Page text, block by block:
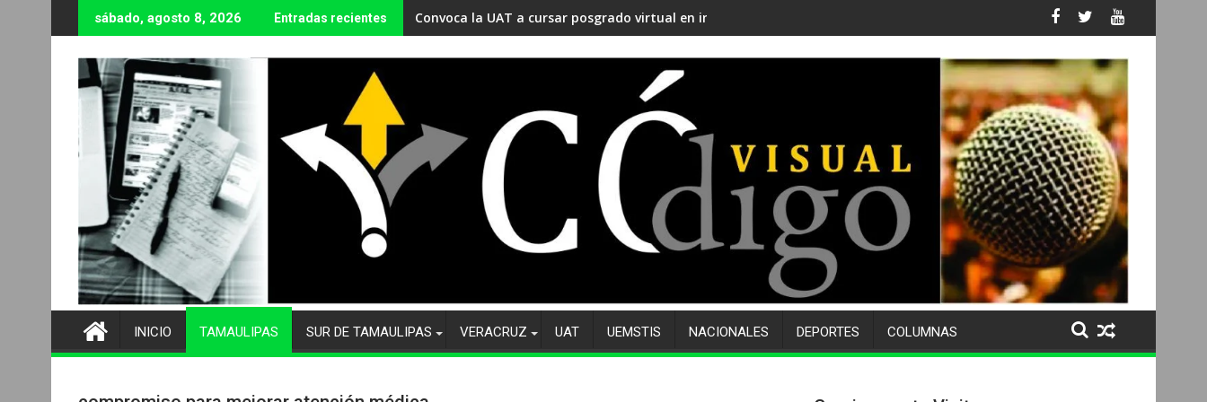
al
contenido
sábado, agosto 8, 2026 Entradas recientes Convoca la UAT a cursar posgrado virtual en innovación educativa
INICIO TAMAULIPAS SUR DE TAMAULIPAS VERACRUZ UAT UEMSTIS NACIONALES DEPORTES COLUMNAS